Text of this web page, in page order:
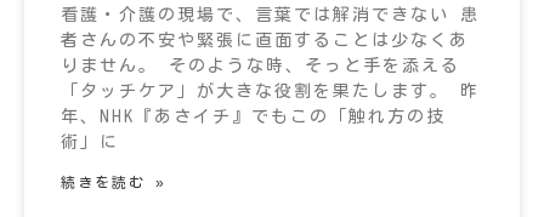
看護・介護の現場で、言葉では解消できない 患
者さんの不安や緊張に直面することは少なくあ
りません。 そのような時、そっと手を添える
「タッチケア」が大きな役割を果たします。 昨
年、NHK『あさイチ』でもこの「触れ方の技
術」に
続きを読む »